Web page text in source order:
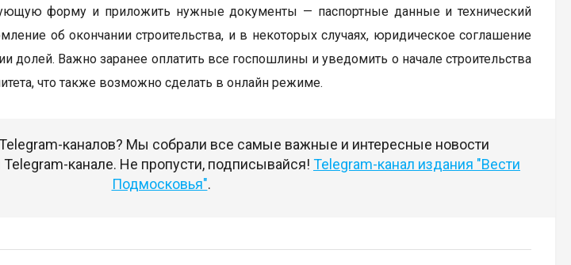
форму и приложить нужные документы — паспортные данные и технический
об окончании строительства, и в некоторых случаях, юридическое соглашение
долей. Важно заранее оплатить все госпошлины и уведомить о начале строительства
что также возможно сделать в онлайн режиме.
каналов? Мы собрали все самые важные и интересные новости
канале. Не пропусти, подписывайся! Telegram-канал издания "Вести
Подмосковья".